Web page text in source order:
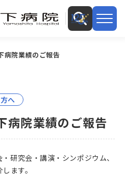
院業績のご報告
へ
院業績のご報告
研究会・講演・シンポジウム、
します。